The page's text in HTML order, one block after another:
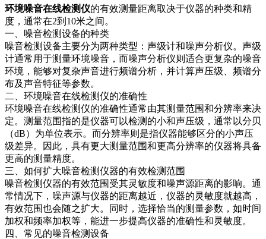
环境噪音在线检测仪的有效测量距离取决于仪器的种类和精
度，通常在2到10米之间。
一、噪音检测设备的种类
噪音检测设备主要分为两种类型：声级计和噪声分析仪。声级
计通常用于测量环境噪音，而噪声分析仪则适合更复杂的噪音
环境，能够对复杂声音进行频谱分析，并计算声压级、频谱分
布及声音特征等参数。
二、环境噪音在线检测仪的准确性
环境噪音在线检测仪的准确性通常由其测量范围和分辨率来决
定。测量范围指的是仪器可以检测的小和声压级，通常以分贝
（dB）为单位表示。而分辨率则是指仪器能够区分的小声压
级差异。因此，具有更大测量范围和更高分辨率的仪器将具备
更高的测量精度。
三、如何扩大噪音检测仪器的有效检测范围
噪音检测仪器的有效范围受其灵敏度和噪声源距离的影响。通
常情况下，噪声源与仪器的距离越近，仪器的灵敏度就越高，
有效范围也会随之扩大。同时，选择恰当的测量参数，如时间
加权和频率加权等，能进一步提高仪器的准确性和灵敏度。
四、常见的噪音检测设备